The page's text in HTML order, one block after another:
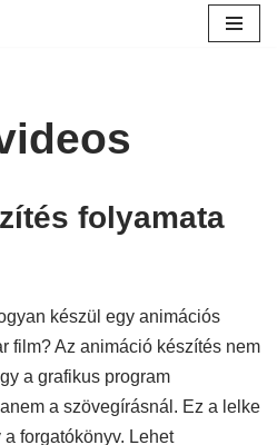
folyamata
készül egy animációs
film? Az animáció készítés nem
a grafikus program
a szövegírásnál. Ez a lelke
forgatókönyv. Lehet